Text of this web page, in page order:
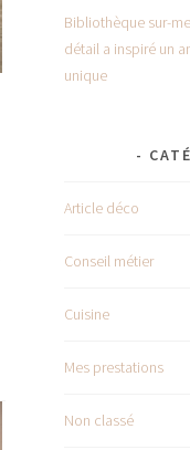
Bibliothèque sur-
détail a inspiré un
unique
Article déco
Conseil métier
Cuisine
Mes prestations
Non classé